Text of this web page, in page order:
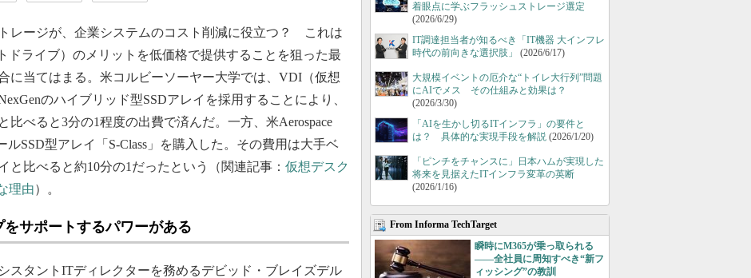
レージが、企業システムのコスト削減に役立つ？ これは
ドライブ）のメリットを低価格で提供することを狙った最
に当てはまる。米コルビーソーヤー大学では、VDI（仮想
のハイブリッド型SSDアレイを採用することにより、
比べると3分の1程度の出費で済んだ。一方、米Aerospace
ルSSD型アレイ「S-Class」を購入した。その費用は大手ベ
と比べると約10分の1だったという（関連記事： 仮想デスク
理由）。
サポートするパワーがある
スタントITディレクターを務めるデビッド・ブレイズデル
着眼点に学ぶフラッシュストレージ選定
(2026/6/29)
IT調達担当者が知るべき「IT機器 大インフレ
時代の前向きな選択肢」
(2026/6/17)
大規模イベントの厄介な“トイレ大行列”問題
にAIでメス その仕組みと効果は？
(2026/3/30)
「AIを生かし切るITインフラ」の要件と
は？ 具体的な実現手段を解説 (2026/1/20)
「ピンチをチャンスに」日本ハムが実現した
将来を見据えたITインフラ変革の英断
(2026/1/16)
From Informa TechTarget
瞬時にM365が乗っ取られる
――全社員に周知すべき“新フ
ィッシング”の教訓